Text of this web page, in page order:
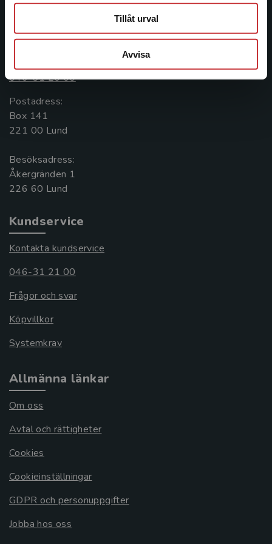
Tillåt urval
Avvisa
046-31 20 00
Postadress:
Box 141
221 00 Lund
Besöksadress:
Åkergränden 1
Kundservice
Kontakta kundservice
046-31 21 00
Frågor och svar
Köpvillkor
Systemkrav
Allmänna länkar
Om oss
Avtal och rättigheter
Cookies
Cookieinställningar
GDPR och personuppgifter
Jobba hos oss